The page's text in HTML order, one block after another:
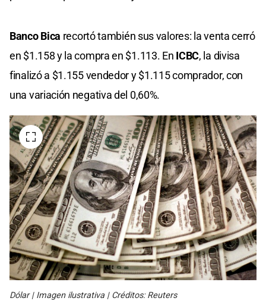
Banco Bica recortó también sus valores: la venta cerró
en $1.158 y la compra en $1.113. En ICBC, la divisa
finalizó a $1.155 vendedor y $1.115 comprador, con
una variación negativa del 0,60%.
Dólar | Imagen ilustrativa | Créditos: Reuters